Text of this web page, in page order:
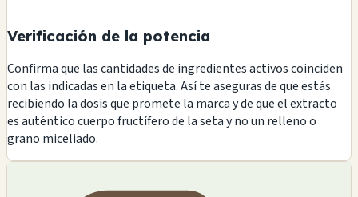
Verificación de la potencia
Confirma que las cantidades de ingredientes activos coinciden
con las indicadas en la etiqueta. Así te aseguras de que estás
recibiendo la dosis que promete la marca y de que el extracto
es auténtico cuerpo fructífero de la seta y no un relleno o
grano miceliado.